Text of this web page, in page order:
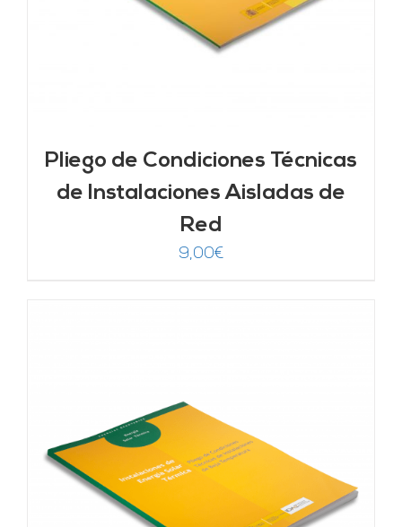
Pliego de Condiciones Técnicas
de Instalaciones Aisladas de
Red
9,00€